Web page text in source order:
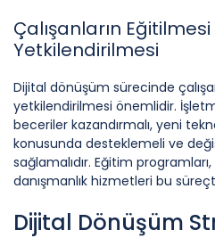
Çalışanların Eğitilmesi
Yetkilendirilmesi
Dijital dönüşüm sürecinde
yetkilendirilmesi önemlidir.
beceriler kazandırmalı, yeni
konusunda desteklemeli ve
sağlamalıdır. Eğitim
danışmanlık hizmetleri bu
Dijital Dönüşüm